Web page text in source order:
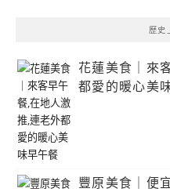
歷史
花蓮美食｜來
都愛的暖心美
豐原美食｜便